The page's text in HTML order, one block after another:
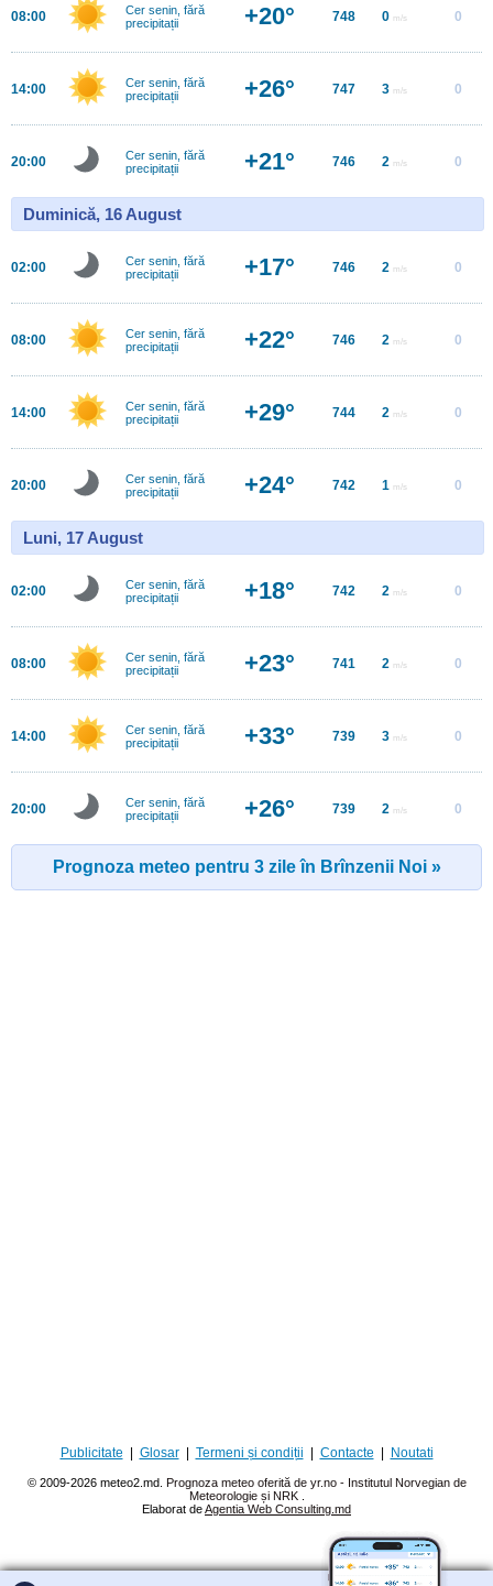
08:00
Cer senin, fără
precipitații
+20° 748 0 m/s 0
14:00
Cer senin, fără
precipitații
+26° 747 3 m/s 0
20:00
Cer senin, fără
precipitații
+21° 746 2 m/s 0
Duminică, 16 August
02:00
Cer senin, fără
precipitații
+17° 746 2 m/s 0
08:00
Cer senin, fără
precipitații
+22° 746 2 m/s 0
14:00
Cer senin, fără
precipitații
+29° 744 2 m/s 0
20:00
Cer senin, fără
precipitații
+24° 742 1 m/s 0
Luni, 17 August
02:00
Cer senin, fără
precipitații
+18° 742 2 m/s 0
08:00
Cer senin, fără
precipitații
+23° 741 2 m/s 0
14:00
Cer senin, fără
precipitații
+33° 739 3 m/s 0
20:00
Cer senin, fără
precipitații
+26° 739 2 m/s 0
Prognoza meteo pentru 3 zile în Brînzenii Noi »
Publicitate Glosar| Termeni și condiții Contacte Noutati
© 2009-2026 meteo2.md. Prognoza meteo oferită de yr.no - Institutul Norvegian de
Meteorologie și NRK
Elaborat deAgentia Web Consulting.md